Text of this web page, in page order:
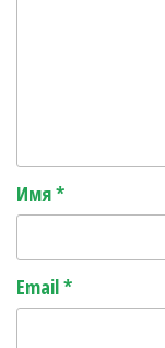
Имя*
Email*